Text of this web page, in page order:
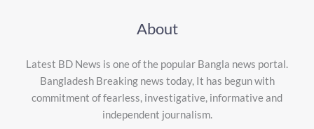
About
Latest BD News is one of the popular Bangla news portal.
Bangladesh Breaking news today, It has begun with
commitment of fearless, investigative, informative and
independent journalism.